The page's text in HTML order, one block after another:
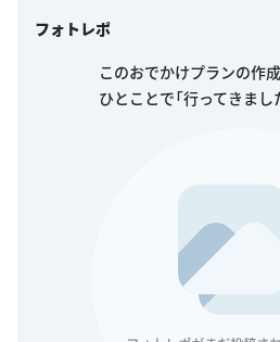
フォトレポ
このおでかけプランの作
ひとことで「行ってきまし